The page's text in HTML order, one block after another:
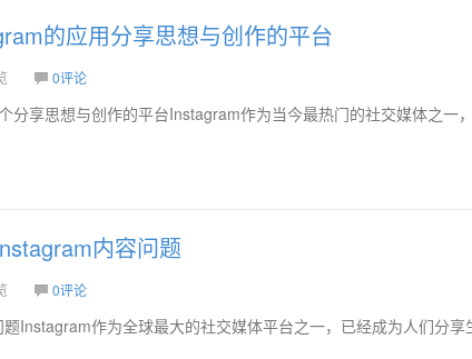
的应用分享思想与创作的平台
0评论
分享思想与创作的平台Instagram作为当今最热门的社交媒体之一
内容问题
0评论
Instagram作为全球最大的社交媒体平台之一，已经成为人们分享